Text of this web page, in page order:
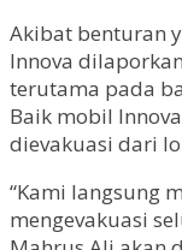
Akibat benturan
Innova
terutama pada
Baik mobil
dievakuasi dari
“Kami langsung
mengevakuasi